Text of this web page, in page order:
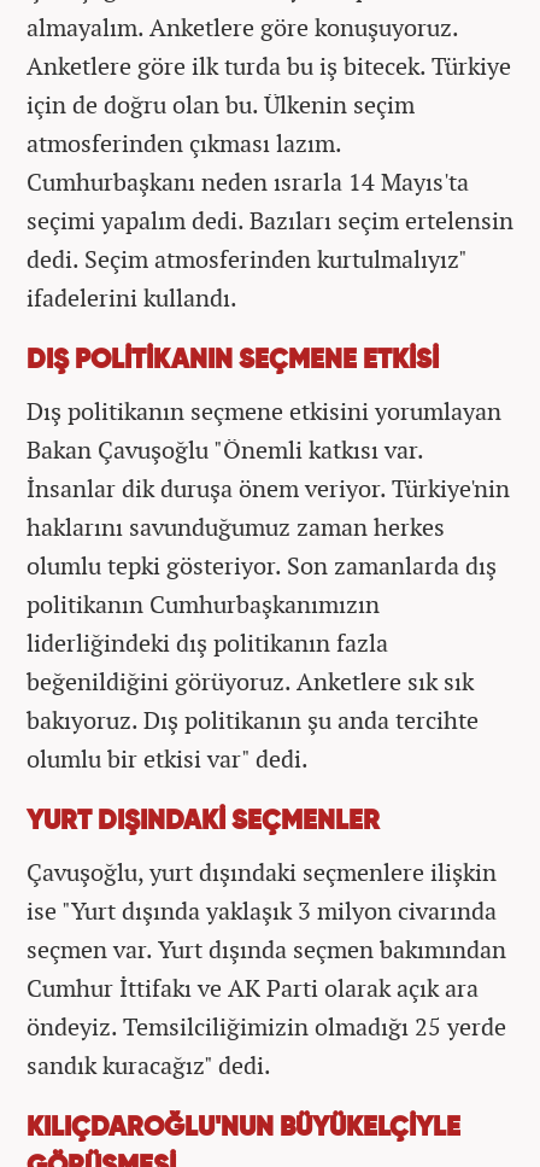
almayalım. Anketlere göre konuşuyoruz.
Anketlere göre ilk turda bu iş bitecek. Türkiye
için de doğru olan bu. Ülkenin seçim
atmosferinden çıkması lazım.
Cumhurbaşkanı neden ısrarla 14 Mayıs'ta
seçimi yapalım dedi. Bazıları seçim ertelensin
dedi. Seçim atmosferinden kurtulmalıyız"
ifadelerini kullandı.
DIŞ POLİTİKANIN SEÇMENE ETKİSİ
Dış politikanın seçmene etkisini yorumlayan
Bakan Çavuşoğlu "Önemli katkısı var.
İnsanlar dik duruşa önem veriyor. Türkiye'nin
haklarını savunduğumuz zaman herkes
olumlu tepki gösteriyor. Son zamanlarda dış
politikanın Cumhurbaşkanımızın
liderliğindeki dış politikanın fazla
beğenildiğini görüyoruz. Anketlere sık sık
bakıyoruz. Dış politikanın şu anda tercihte
olumlu bir etkisi var" dedi.
YURT DIŞINDAKİ SEÇMENLER
Çavuşoğlu, yurt dışındaki seçmenlere ilişkin
ise "Yurt dışında yaklaşık 3 milyon civarında
seçmen var. Yurt dışında seçmen bakımından
Cumhur İttifakı ve AK Parti olarak açık ara
öndeyiz. Temsilciliğimizin olmadığı 25 yerde
sandık kuracağız" dedi.
KILIÇDAROĞLU'NUN BÜYÜKELÇİYLE